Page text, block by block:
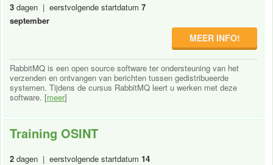
3 dagen | eerstvolgende startdatum 7
september
MEER INFO!
RabbitMQ is een open source software ter ondersteuning van het
verzenden en ontvangen van berichten tussen gedistribueerde
systemen. Tijdens de cursus RabbitMQ leert u werken met deze
software. [meer]
Training OSINT
2 dagen | eerstvolgende startdatum 14